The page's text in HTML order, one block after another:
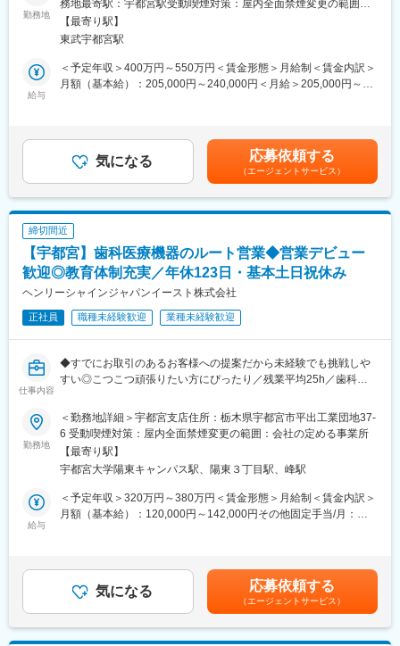
■評価について：
・数字のみで評価するのではなく、医療現場との信頼関係構築や
日々の営業活動など、プロセスも含めて総合的に評価しておりま
入社後数ヶ月間は研修期間として、専門の研修トレーナーによる
基礎知識習得のための座学研修やOJT、営業同行を通じて基礎知
※習熟度にもよりますが、担当をもって独り立ちするまで1～2年
程度を想定しています。
※専門知識や提案力については3年程度かけてじっくり育成してい
く教育方針です。
■魅力ポイント：
ことが可能です。
・様々な医療機器メーカーの製品から、お客様のお悩みや希望に
■組織構成：
変更の範囲：会社の定める業務
ト等）を提案・納品活動をしていただきます！
■業務詳細
・医療機関への提案・営業活動（メーカーとの同行あり）
・納品、アフターフォロー
・各種打合せ（メーカーや医療機関との価格交渉など）
■働き方
・担当エリア：配属支店の周辺エリア
・一日の訪問件数：3～5件 ※担当施設により変動あり
■一日のスケジュール（例）：
09:00～ 納品業務・営業活動（外回り）
12:00～ 昼休憩
13:00～ 納品業務・営業活動（外回り）
※社用車での移動時間を含む
・担当顧客のニーズに寄り添った提案を行うため、ご自身のスキ
ルを磨きながら、社会貢献性や介在価値を感じていただけるお仕
・フランクな方が多く、相談事や提案なども積極的にできる風通
しの良い職場となります。
・月1回の週休3日制を採用・またご自身で業務設計をしていただ
くため、非常に働きやすい環境です。
■フォロー体制
座学研修後、1~2ヶ月の先輩同行を通じて着実に業務を学んでい
定量面・定性面の総合評価となり、上司と定期的な面談で目標を
設定し、モチベーションを保ちながら業務に励んでいただけま
勤務地
務地最寄駅：宇都宮駅受動喫煙対策：屋内全面禁煙変更の範囲：
会社の定める事業所
【最寄り駅】
東武宇都宮駅
給与
＜予定年収＞400万円～550万円＜賃金形態＞月給制＜賃金内訳＞
月額（基本給）：205,000円～240,000円＜月給＞205,000円～
万円課長(最年少31歳) 680～830万円次長(最年少38歳) 730～
865万円部長(最年少42歳) 850～900万円賃金はあくまでも目安
の金額であり、選考を通じて上下する可能性があります。月給(月
額)は固定手当を含めた表記です。
気になる 応募依頼する
（エージェントサービス）
締切間近
【宇都宮】歯科医療機器のルート営業◆営業デビュー
歓迎◎教育体制充実／年休123日・基本土日祝休み
ヘンリーシャインジャパンイースト株式会社
正社員 職種未経験歓迎 業種未経験歓迎
仕事内容
◆すでにお取引のあるお客様への提案だから未経験でも挑戦しや
すい◎こつこつ頑張りたい方にぴったり／残業平均25h／歯科医
歯科クリニック・大学病院・歯科技工所などへ歯科医療機器や歯
科材料のルート営業をお任せします。
＜1日の流れ＞
8時半 朝礼・お客様への納品物の車詰め
9時～ 平均毎日20件ルートでお客様先を訪問
16時半～ 受注や集金処理など事務作業
17時半～ 終わり次第退勤
に業務を習得いただきます。育成環境や研修が充実しているた
め、工場経験者、介護業界、携帯販売など多くの中途入社者が活
勤務地
＜勤務地詳細＞宇都宮支店住所：栃木県宇都宮市平出工業団地37-
6 受動喫煙対策：屋内全面禁煙変更の範囲：会社の定める事業所
【最寄り駅】
宇都宮大学陽東キャンパス駅、陽東３丁目駅、峰駅
給与
＜予定年収＞320万円～380万円＜賃金形態＞月給制＜賃金内訳＞
月額（基本給）：120,000円～142,000円その他固定手当/月：
無＞有＜残業手当＞有＜給与補足＞■その他固定手当：年齢手当
22,000円～25,000円、都市手当35,000円※いずれも全員支給賃金
はあくまでも目安の金額であり、選考を通じて上下する可能性が
あります。月給(月額)は固定手当を含めた表記です。
気になる 応募依頼する
（エージェントサービス）